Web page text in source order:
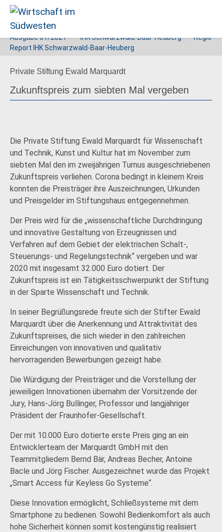
Wirtschaft
Südwesten
Ausgabe01/2021 IHK Schwarzwald-Baar-Heuberg
Regio
Report IHK Schwarzwald-Baar-Heuberg
Private Stiftung Ewald Marquardt
Zukunftspreis zum siebten Mal vergeben
Die Private Stiftung Ewald Marquardt für Wissenschaft
und Technik, Kunst und Kultur hat im November zum
siebten Mal den im zweijährigen Turnus ausgeschriebenen
Zukunftspreis verliehen. Corona bedingt in kleinem Kreis
konnten die Preisträger ihre Auszeichnungen, Urkunden
und Preisgelder im Stiftungshaus entgegennehmen.
Der Preis wird für die „wissenschaftliche Durchdringung
und innovative Gestaltung von Erzeugnissen und
Verfahren auf dem Gebiet der elektrischen Schalt-,
Steuerungs- und Regelungstechnik“ vergeben und war
2020 mit insgesamt 32.000 Euro dotiert. Der
Zukunftspreis ist ein Tätigkeitsschwerpunkt der Stiftung
in der Sparte Wissenschaft und Technik.
In seiner Begrüßungsrede freute sich der Stifter Ewald
Marquardt über die Anerkennung und Attraktivität des
Zukunftspreises, die sich wieder in den zahlreichen
Einreichungen von innovativen und qualitativ
hervorragenden Bewerbungen gezeigt habe.
Die Würdigung der Preisträger und die Vorstellung der
jeweiligen Innovationen übernahm der Vorsitzende der
Jury, Hans-Jörg Bullinger, Professor und langjähriger
Präsident der Fraunhofer-Gesellschaft.
Der mit 10.000 Euro dotierte erste Preis ging an ein
Entwicklerteam der Marquardt GmbH mit den
Teammitgliedern Bernd Bär, Andreas Becher, Antoine
Bacle und Jörg Fischer. Ausgezeichnet wurde das Projekt
„Smart Access für Keyless Go Systeme“.
Diese Innovation ermöglicht, Schließsysteme mit dem
Smartphone zu bedienen. Sowohl Bedienkomfort als auch
hohe Sicherheit können somit kostengünstig realisiert